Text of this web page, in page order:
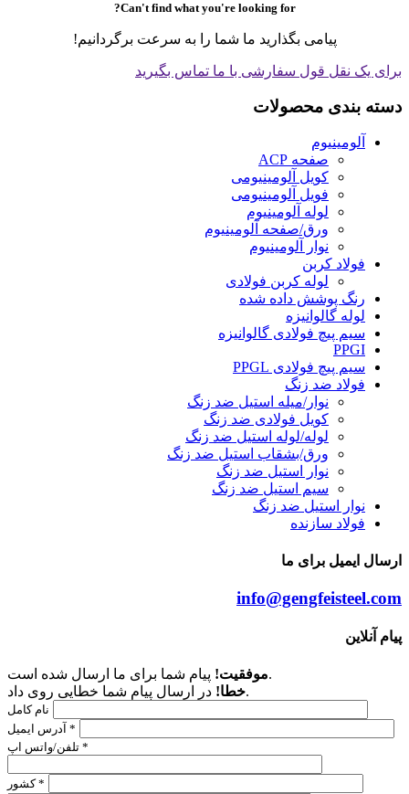
Can't find what you're looking for?
پیامی بگذارید ما شما را به سرعت برگردانیم!
برای یک نقل قول سفارشی با ما تماس بگیرید
دسته بندی محصولات
آلومینیوم
صفحه ACP
کویل آلومینیومی
فویل آلومینیومی
لوله آلومینیوم
ورق/صفحه آلومینیوم
نوار آلومینیوم
فولاد کربن
لوله کربن فولادی
رنگ پوشش داده شده
لوله گالوانیزه
سیم پیچ فولادی گالوانیزه
PPGI
سیم پیچ فولادی PPGL
فولاد ضد زنگ
نوار/میله استیل ضد زنگ
کویل فولادی ضد زنگ
لوله/لوله استیل ضد زنگ
ورق/بشقاب استیل ضد زنگ
نوار استیل ضد زنگ
سیم استیل ضد زنگ
نوار استیل ضد زنگ
فولاد سازنده
ارسال ایمیل برای ما
info@gengfeisteel.com
پیام آنلاین
موفقیت!پیام شما برای ما ارسال شده است.
خطا!در ارسال پیام شما خطایی روی داد.
نام کامل
آدرس ایمیل *
تلفن/واتس اپ *
کشور *